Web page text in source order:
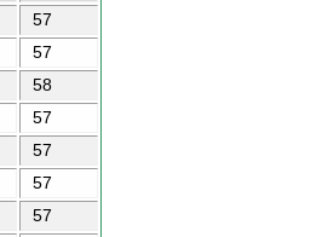
57
57
58
57
57
57
57